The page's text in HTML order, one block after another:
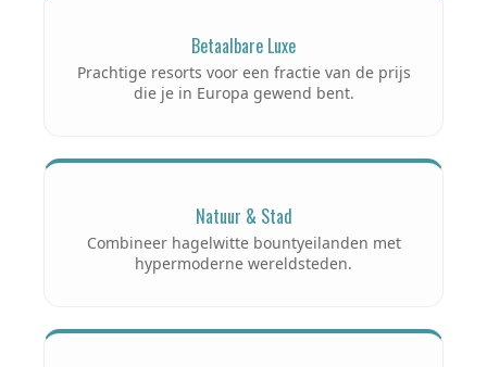
Betaalbare Luxe
Prachtige resorts voor een fractie van de prijs
die je in Europa gewend bent.
Natuur & Stad
Combineer hagelwitte bountyeilanden met
hypermoderne wereldsteden.